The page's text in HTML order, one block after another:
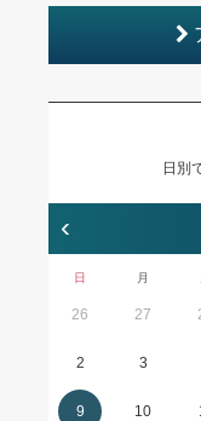
日別
‹
日 月
26 27
2 3
9 10